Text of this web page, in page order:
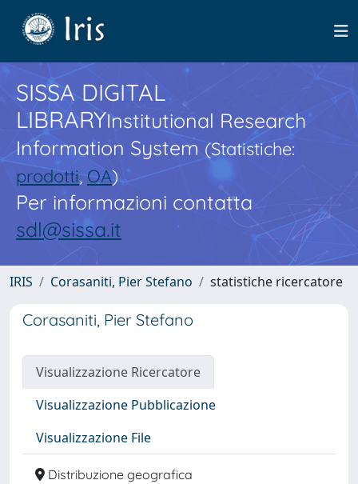
SISSA DIGITAL
LIBRARYInstitutional Research
Information System(Statistiche:
prodotti,OA)
Per informazioni contatta
sdl@sissa.it
IRIS Corasaniti, Pier Stefano statistiche ricercatore
Corasaniti, Pier Stefano
Visualizzazione Ricercatore
Visualizzazione Pubblicazione
Visualizzazione File
Distribuzione geografica